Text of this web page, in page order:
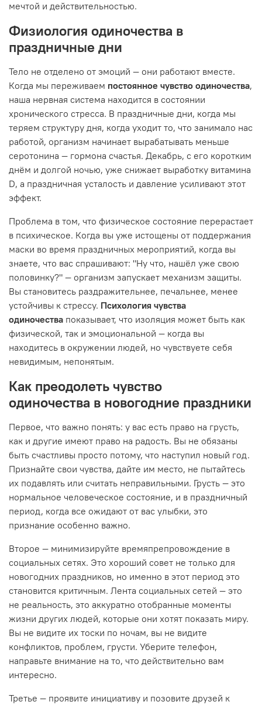
мечтой и действительностью.
Физиология одиночества в
праздничные дни
Тело не отделено от эмоций — они работают вместе.
Когда мы переживаем постоянное чувство одиночества,
наша нервная система находится в состоянии
хронического стресса. В праздничные дни, когда мы
теряем структуру дня, когда уходит то, что занимало нас
работой, организм начинает вырабатывать меньше
серотонина — гормона счастья. Декабрь, с его коротким
днём и долгой ночью, уже снижает выработку витамина
D, а праздничная усталость и давление усиливают этот
эффект.
Проблема в том, что физическое состояние перерастает
в психическое. Когда вы уже истощены от поддержания
маски во время праздничных мероприятий, когда вы
знаете, что вас спрашивают: "Ну что, нашёл уже свою
половинку?" — организм запускает механизм защиты.
Вы становитесь раздражительнее, печальнее, менее
устойчивы к стрессу. Психология чувства
одиночества показывает, что изоляция может быть как
физической, так и эмоциональной — когда вы
находитесь в окружении людей, но чувствуете себя
невидимым, непонятым.
Как преодолеть чувство
одиночества в новогодние праздники
Первое, что важно понять: у вас есть право на грусть,
как и другие имеют право на радость. Вы не обязаны
быть счастливы просто потому, что наступил новый год.
Признайте свои чувства, дайте им место, не пытайтесь
их подавлять или считать неправильными. Грусть — это
нормальное человеческое состояние, и в праздничный
период, когда все ожидают от вас улыбки, это
признание особенно важно.
Второе — минимизируйте времяпрепровождение в
социальных сетях. Это хороший совет не только для
новогодних праздников, но именно в этот период это
становится критичным. Лента социальных сетей — это
не реальность, это аккуратно отобранные моменты
жизни других людей, которые они хотят показать миру.
Вы не видите их тоски по ночам, вы не видите
конфликтов, проблем, грусти. Уберите телефон,
направьте внимание на то, что действительно вам
интересно.
Третье — проявите инициативу и позовите друзей к